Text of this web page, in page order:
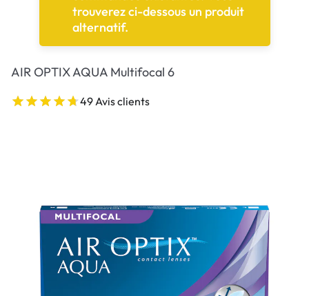
trouverez ci-dessous un produit
alternatif.
AIR OPTIX AQUA Multifocal 6
49 Avis clients